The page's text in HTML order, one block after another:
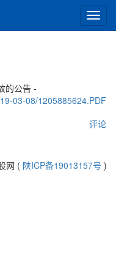
切
换
的公告 -
03-08/1205885624.PDF
评论
网 ( 陕ICP备19013157号 )